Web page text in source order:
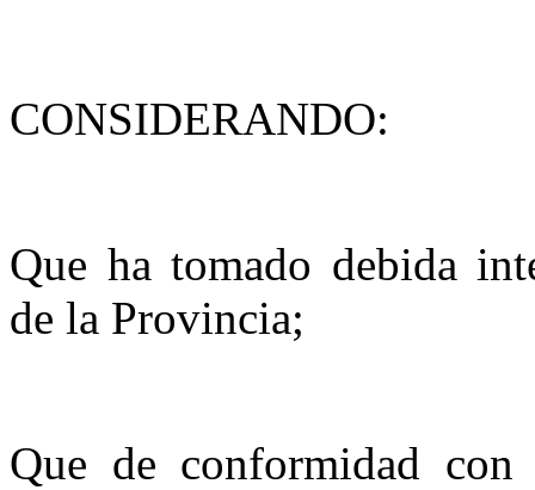
CONSIDERANDO:
Que ha tomado debida
de la Provincia;
Que de conformidad